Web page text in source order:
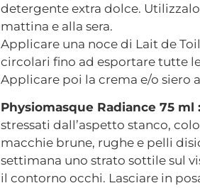
detergente extra dolce.
mattina e alla sera.
Applicare una noce di Lait de
circolari fino ad esportare tutte
Applicare poi la crema e/o siero
Physiomasque Radiance 75 ml :
stressati dall’aspetto stanco,
macchie brune, rughe e pelli
settimana uno strato sottile sul
il contorno occhi. Lasciare in